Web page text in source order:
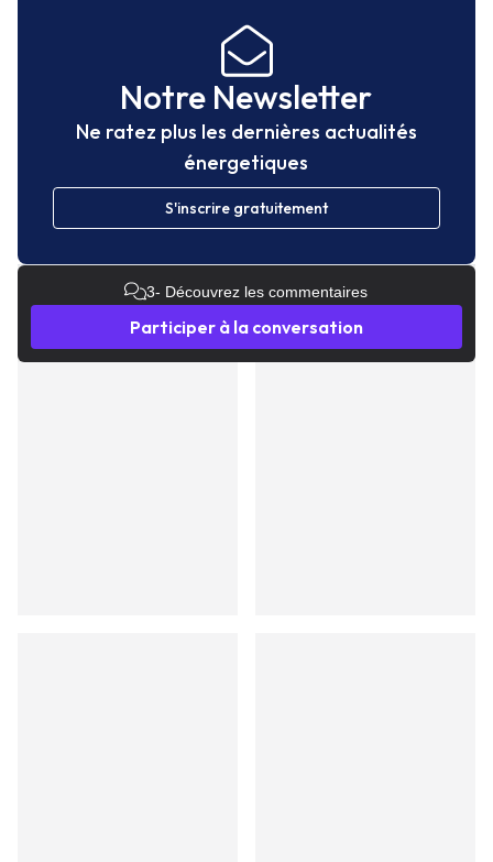
Notre Newsletter
Ne ratez plus les dernières actualités
énergetiques
S'inscrire gratuitement
3- Découvrez les commentaires
Participer à la conversation